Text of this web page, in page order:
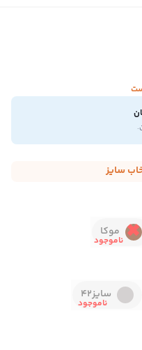
سایز
موکا
سایز42